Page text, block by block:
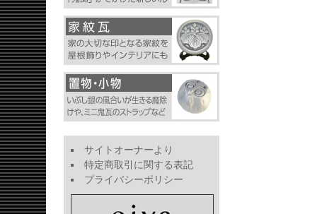
サイトオーナーより
特定商取引に関する表記
プライバシーポリシー